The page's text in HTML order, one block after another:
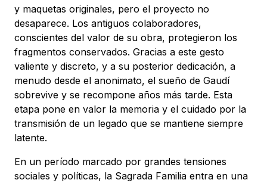
y maquetas originales, pero el proyecto no
desaparece. Los antiguos colaboradores,
conscientes del valor de su obra, protegieron los
fragmentos conservados. Gracias a este gesto
valiente y discreto, y a su posterior dedicación, a
menudo desde el anonimato, el sueño de Gaudí
sobrevive y se recompone años más tarde. Esta
etapa pone en valor la memoria y el cuidado por la
transmisión de un legado que se mantiene siempre
latente.
En un período marcado por grandes tensiones
sociales y políticas, la Sagrada Familia entra en una